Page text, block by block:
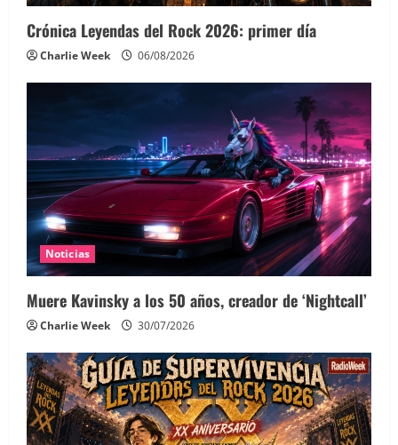
Crónica Leyendas del Rock 2026: primer día
Charlie Week 06/08/2026
Noticias
Muere Kavinsky a los 50 años, creador de ‘Nightcall’
Charlie Week 30/07/2026